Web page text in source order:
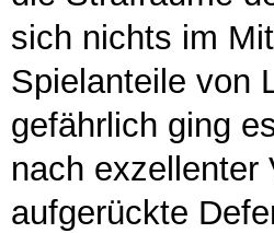
sich nichts im
Spielanteile von
gefährlich ging
nach exzellenter
aufgerückte